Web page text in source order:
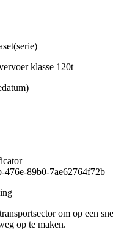
klasse 120t
476e-89b0-7ae62764f72b
om op een
op te maken.